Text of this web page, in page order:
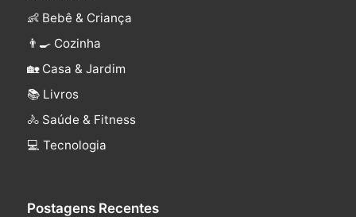
👶 Bebê & Criança
👨‍🍳 Cozinha
🏡 Casa & Jardim
📚 Livros
🚴 Saúde & Fitness
‍💻 Tecnologia
Postagens Recentes